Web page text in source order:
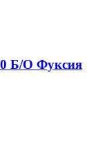
Б/О Фуксия